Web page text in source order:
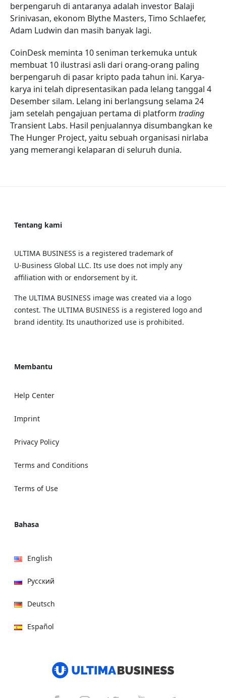
berpengaruh di antaranya adalah investor Balaji
Srinivasan, ekonom Blythe Masters, Timo Schlaefer,
Adam Ludwin dan masih banyak lagi.
CoinDesk meminta 10 seniman terkemuka untuk
membuat 10 ilustrasi asli dari orang-orang paling
berpengaruh di pasar kripto pada tahun ini. Karya-
karya ini telah dipresentasikan pada lelang tanggal 4
Desember silam. Lelang ini berlangsung selama 24
jam setelah pengajuan pertama di platform trading
Transient Labs. Hasil penjualannya disumbangkan ke
The Hunger Project, yaitu sebuah organisasi nirlaba
yang memerangi kelaparan di seluruh dunia.
Tentang kami
ULTIMA BUSINESS is a registered trademark of
U‑Business Global LLC. Its use does not imply any
affiliation with or endorsement by it.
The ULTIMA BUSINESS image was created via a logo
contest. The ULTIMA BUSINESS is a registered logo and
brand identity. Its unauthorized use is prohibited.
Membantu
Help Center
Imprint
Privacy Policy
Terms and Conditions
Terms of Use
Bahasa
English
Русский
Deutsch
Español